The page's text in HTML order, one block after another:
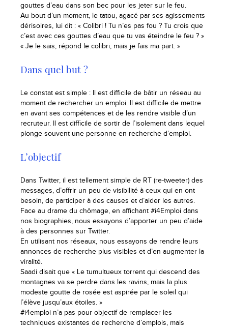
gouttes d’eau dans son bec pour les jeter sur le feu.
Au bout d’un moment, le tatou, agacé par ses agissements
dérisoires, lui dit : « Colibri ! Tu n’es pas fou ? Tu crois que
c’est avec ces gouttes d’eau que tu vas éteindre le feu ? »
« Je le sais, répond le colibri, mais je fais ma part. »
Dans quel but ?
Le constat est simple : Il est difficile de bâtir un réseau au
moment de rechercher un emploi. Il est difficile de mettre
en avant ses compétences et de les rendre visible d’un
recruteur. Il est difficile de sortir de l’isolement dans lequel
plonge souvent une personne en recherche d’emploi.
L’objectif
Dans Twitter, il est tellement simple de RT (re-tweeter) des
messages, d’offrir un peu de visibilité à ceux qui en ont
besoin, de participer à des causes et d’aider les autres.
Face au drame du chômage, en affichant #i4Emploi dans
nos biographies, nous essayons d’apporter un peu d’aide
à des personnes sur Twitter.
En utilisant nos réseaux, nous essayons de rendre leurs
annonces de recherche plus visibles et d’en augmenter la
viralité.
Saadi disait que « Le tumultueux torrent qui descend des
montagnes va se perdre dans les ravins, mais la plus
modeste goutte de rosée est aspirée par le soleil qui
l’élève jusqu’aux étoiles. »
#i4emploi n’a pas pour objectif de remplacer les
techniques existantes de recherche d’emplois, mais